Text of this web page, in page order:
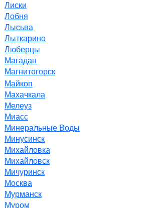
Лиски
Лобня
Лысьва
Лыткарино
Люберцы
Магадан
Магнитогорск
Майкоп
Махачкала
Мелеуз
Миасс
Минеральные Воды
Минусинск
Михайловка
Михайловск
Мичуринск
Москва
Мурманск
Муром